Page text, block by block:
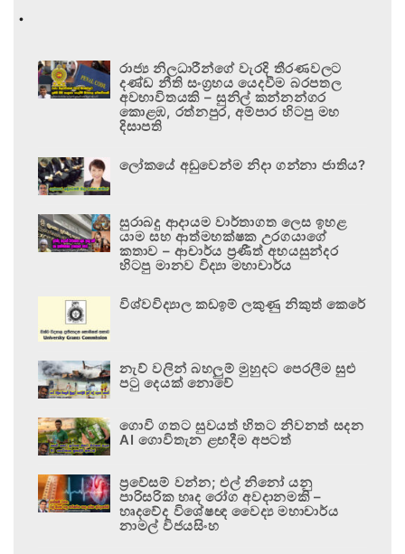
.
රාජ්‍ය නිලධාරීන්ගේ වැරදි තීරණවලට
දණ්ඩ නීති සංග්‍රහය යෙදවීම බරපතල
අවභාවිතයකි – සුනිල් කන්නන්ගර
කොළඹ, රත්නපුර, අම්පාර හිටපු මහ
දිසාපති
ලෝකයේ අඩුවෙන්ම නිදා ගන්නා ජාතිය?
සුරාබදු ආදායම වාර්තාගත ලෙස ඉහළ
යාම සහ ආත්මභක්ෂක උරගයාගේ
කතාව – ආචාර්ය ප්‍රණීත් අභයසුන්දර
හිටපු මානව විද්‍යා මහාචාර්ය
විශ්වවිද්‍යාල කඩඉම් ලකුණු නිකුත් කෙරේ
නැව් වලින් බහලුම් මුහුදට පෙරලීම සුළු
පටු දෙයක් නොවේ
ගොවි ගතට සුවයත් හිතට නිවනත් සදන
AI ගොවිතැන ළඟදීම අපටත්
ප්‍රවේසම් වන්න; එල් නිනෝ යනු
පාරිසරික හෘද රෝග අවදානමකි –
හෘදවේද විශේෂඥ වෛද්‍ය මහාචාර්ය
නාමල් විජයසිංහ